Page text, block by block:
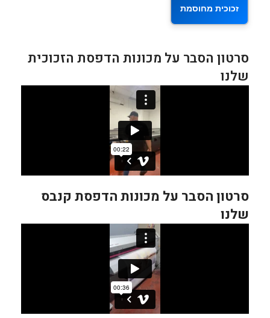
זכוכית מחוסמת
סרטון הסבר על מכונות הדפסת הזכוכית
שלנו
סרטון הסבר על מכונות הדפסת קנבס
שלנו